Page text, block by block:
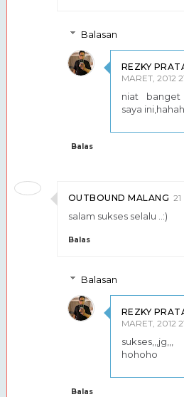
Balasan
REZKY
MARET, 2012
niat
saya
Balas
OUTBOUND MALANG
salam sukses selalu ..:)
Balas
Balasan
REZKY
MARET, 2012
sukses,,,jg,,,
hohoho
Balas